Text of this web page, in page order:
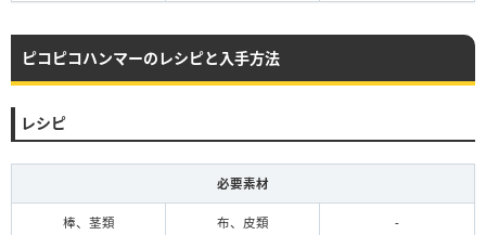
ピコピコハンマーのレシピと入手方法
レシピ
必要素材
棒、茎類 布、皮類 -